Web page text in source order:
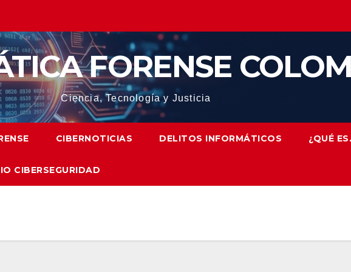
FORENSE
Ciencia, Tecnología y Justicia
CIBERNOTICIAS DELITOS INFORMÁTICOS ¿QUÉ
CIBERSEGURIDAD